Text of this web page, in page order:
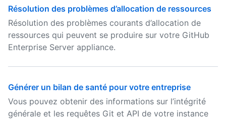
Résolution des problèmes d’allocation de ressources
Résolution des problèmes courants d’allocation de
ressources qui peuvent se produire sur votre GitHub
Enterprise Server appliance.
Générer un bilan de santé pour votre entreprise
Vous pouvez obtenir des informations sur l’intégrité
générale et les requêtes Git et API de votre instance